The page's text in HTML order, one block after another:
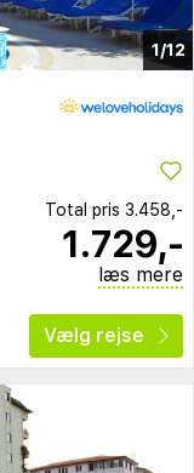
1/12
Total pris 3.458,-
1.729,-
læs mere
Vælg rejse